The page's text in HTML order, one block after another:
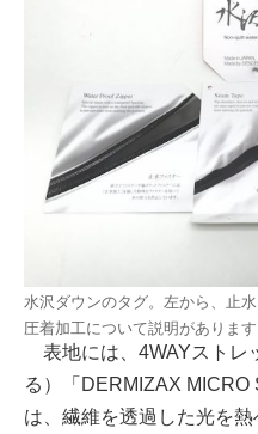
水沢ダウンのタグ。左から、止
圧着加工について説明があります
表地には、4WAYストレ
る）「DERMIZAX
は、繊維を透過した光を